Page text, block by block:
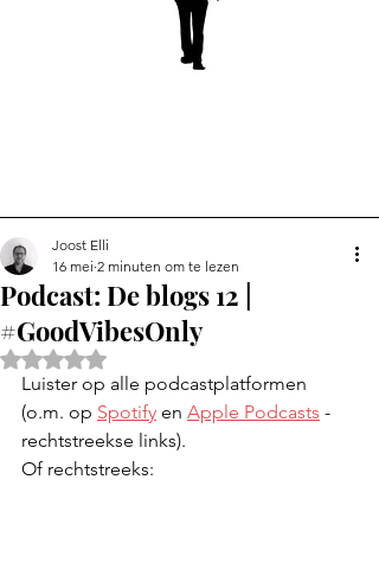
Podcast: De blogs 12 |
#GoodVibesOnly
Joost Elli
16 mei 2 minuten om te lezen
Beoordeeld met NaN uit 5 sterren.
Luister op alle podcastplatformen
(o.m. op Spotify en Apple Podcasts -
rechtstreekse links).
Of rechtstreeks: